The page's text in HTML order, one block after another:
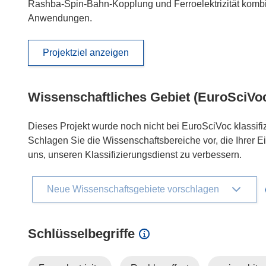
Rashba-Spin-Bahn-Kopplung und Ferroelektrizität
Anwendungen.
Projektziel anzeigen
Wissenschaftliches Gebiet
Dieses Projekt wurde noch nicht bei EuroSciVoc
Schlagen Sie die Wissenschaftsbereiche vor, die Ihrer
uns, unseren Klassifizierungsdienst zu verbessern.
Neue Wissenschaftsgebiete vorschlagen
Schlüsselbegriffe